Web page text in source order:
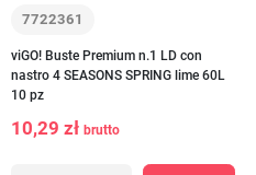
7722361
viGO! Buste Premium n.1 LD con
nastro 4 SEASONS SPRING lime 60L
10 pz
10,29 zł brutto